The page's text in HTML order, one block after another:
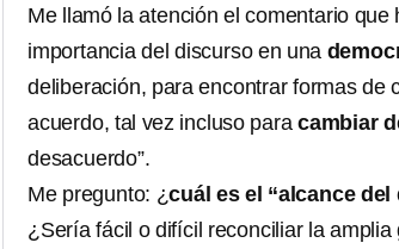
Me llamó la atención el comentario
importancia del discurso en una
deliberación, para encontrar formas de
acuerdo, tal vez incluso paracambiar
desacuerdo”.
Me pregunto: ¿cuál es el “alcance del
¿Sería fácil o difícil reconciliar la